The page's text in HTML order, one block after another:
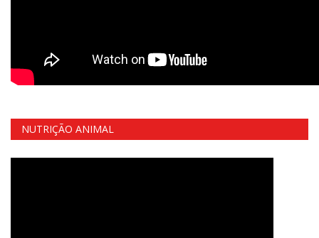
NUTRIÇÃO ANIMAL